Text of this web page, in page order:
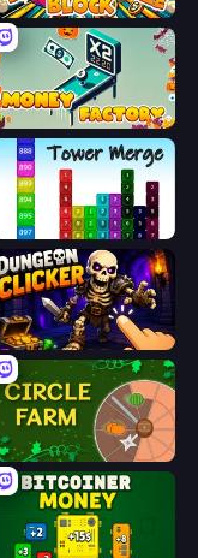
Ball Block Maze
Money Factory
Tower Merge
Dungeon Clicker
Circle Farm